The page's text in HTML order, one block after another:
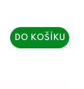
DO KOŠÍKU